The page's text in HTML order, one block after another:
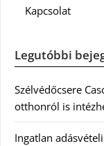
Kapcsolat
Legutóbbi
Szélvédőcsere
otthonról is
Ingatlan